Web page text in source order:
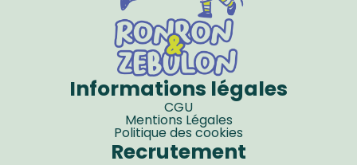
Informations légales
CGU
Mentions Légales
Politique des cookies
Recrutement